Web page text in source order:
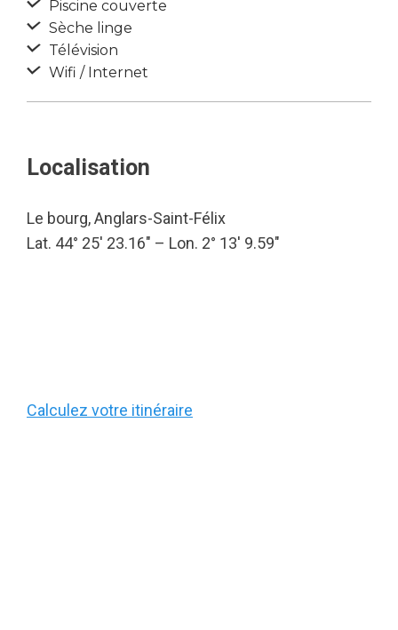
Piscine couverte
Sèche linge
Télévision
Wifi / Internet
Localisation
Le bourg, Anglars-Saint-Félix
Lat. 44° 25′ 23.16″ – Lon. 2° 13′ 9.59″
Calculez votre itinéraire